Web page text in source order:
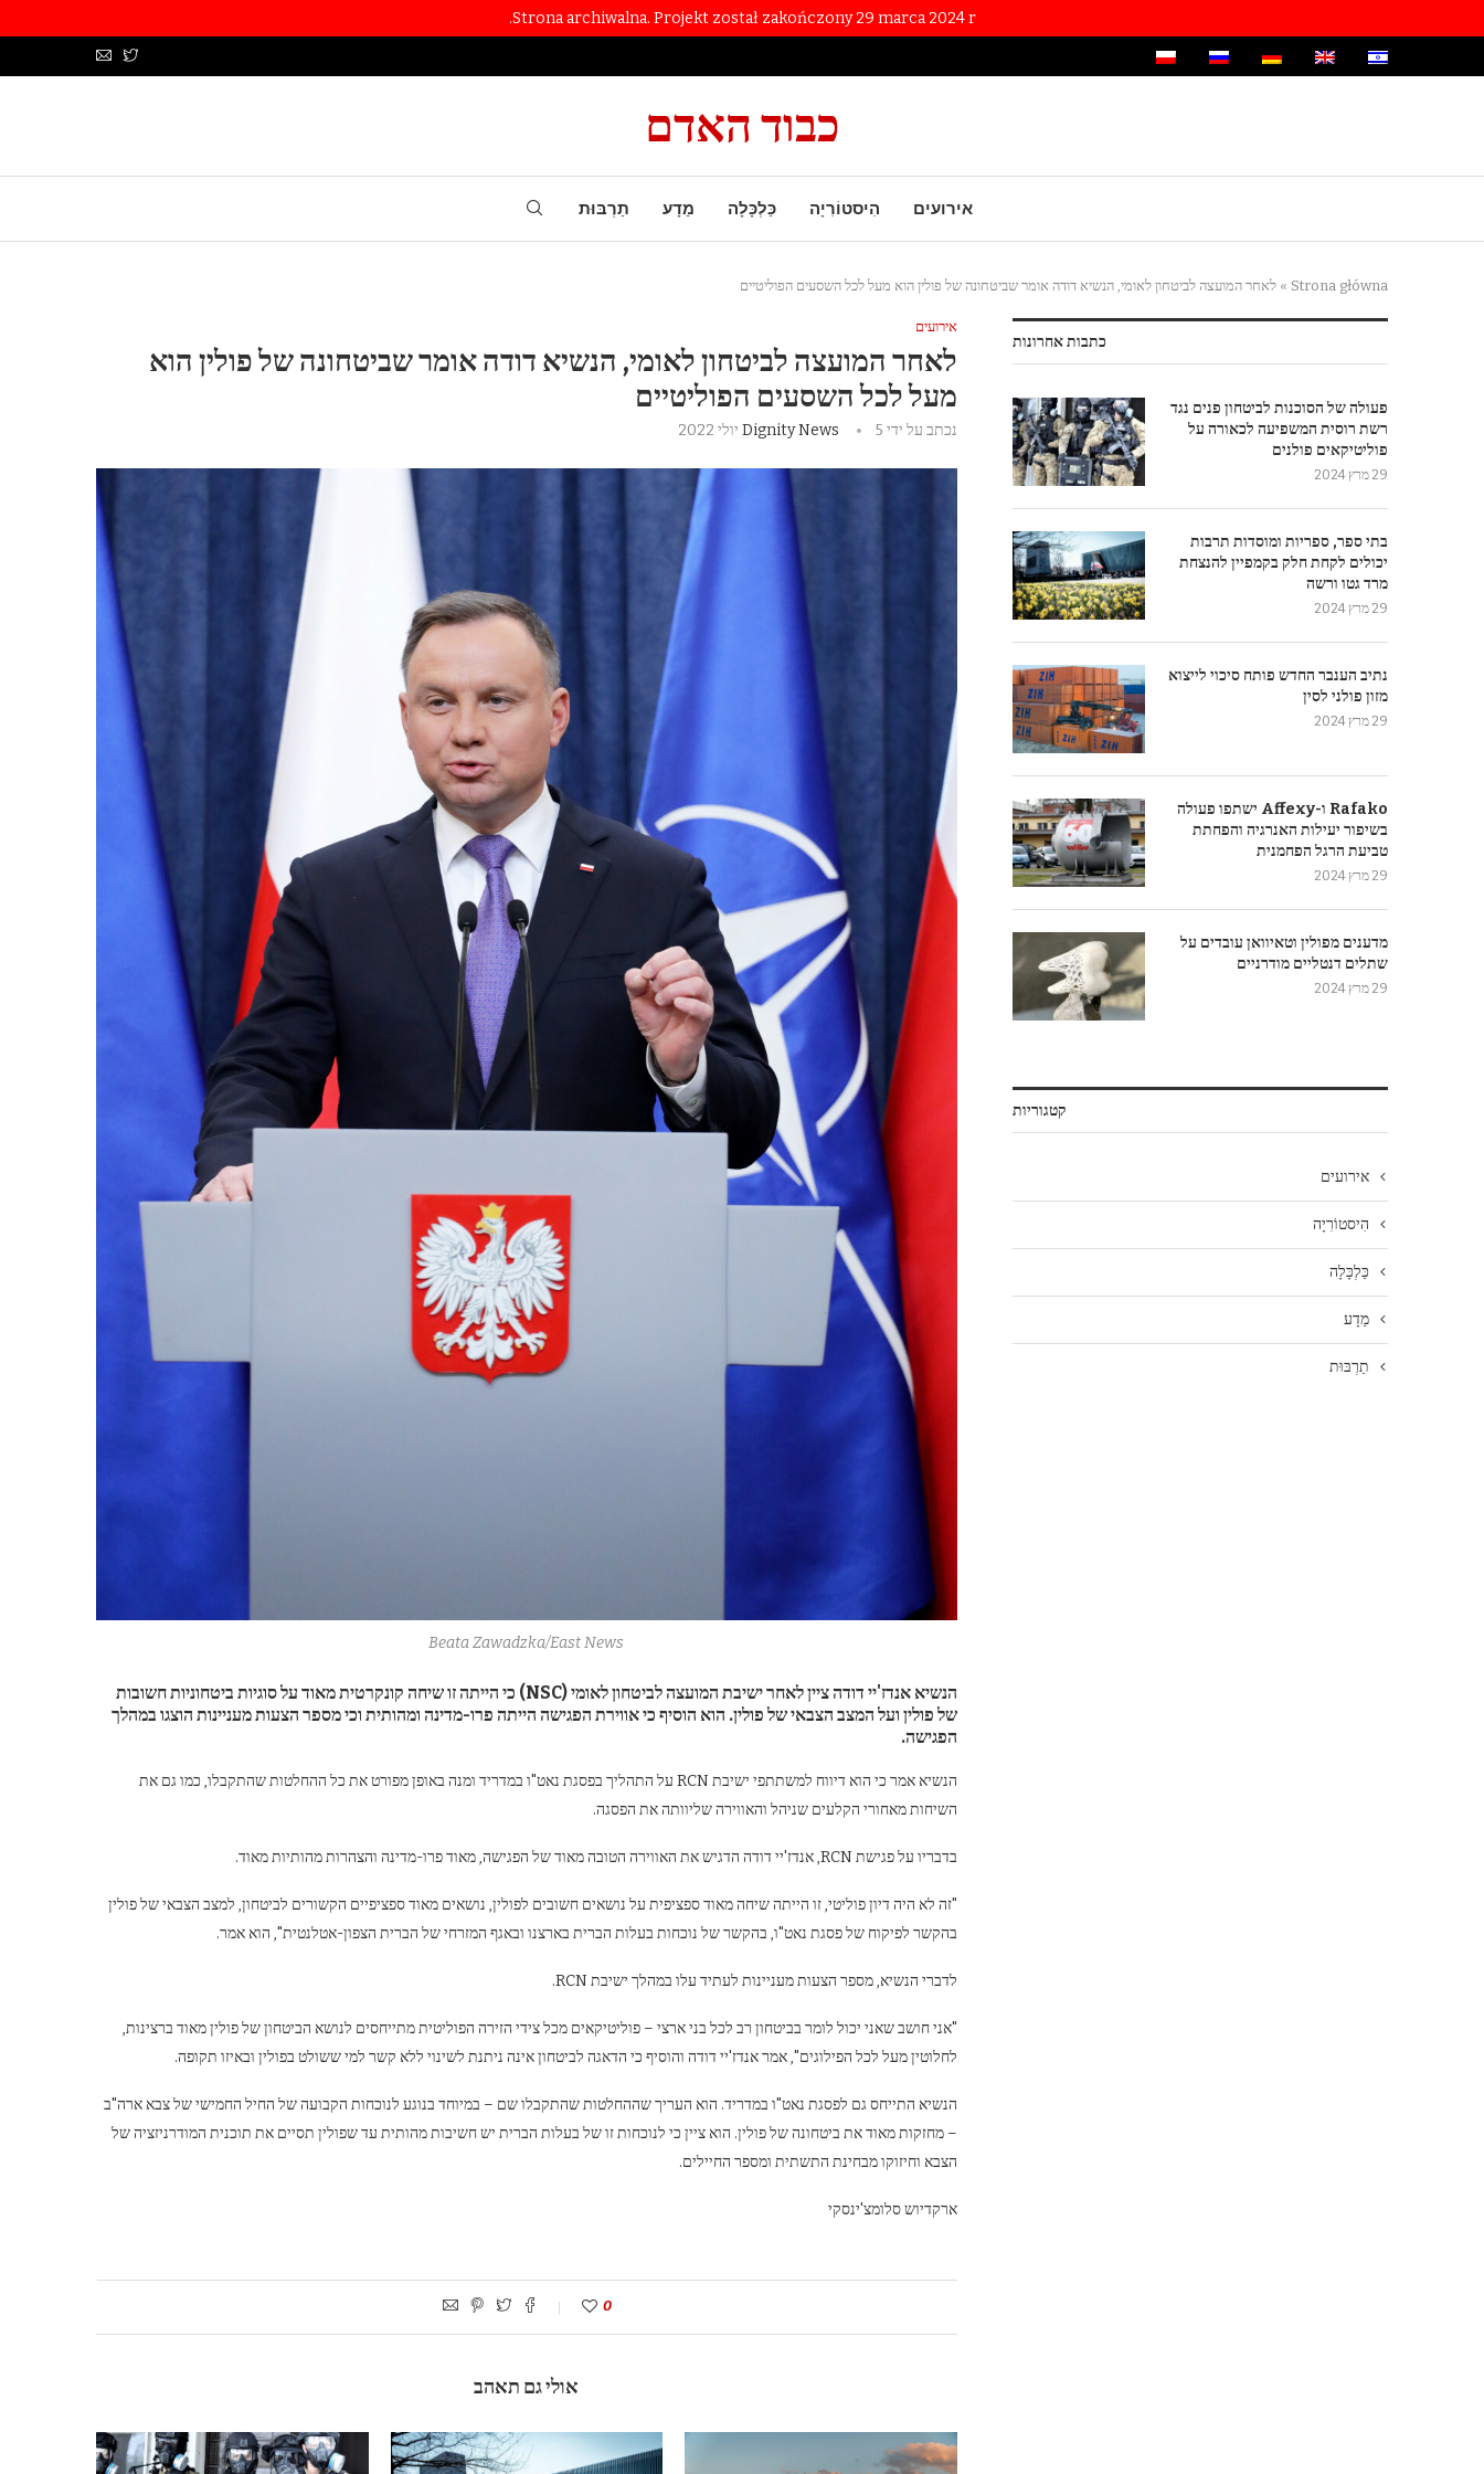
Strona archiwalna. Projekt został zakończony 29 marca 2024 r.
כבוד האדם
אירועים הִיסטוֹרִיָה כַּלְכָּלָה מַדָע תַרְבּוּת
Strona główna
» לאחר המועצה לביטחון לאומי, הנשיא דודה אומר שביטחונה של פולין הוא מעל לכל השסעים הפוליטיים
אירועים
לאחר המועצה לביטחון לאומי, הנשיא דודה אומר שביטחונה של פולין הוא
מעל לכל השסעים הפוליטיים
נכתב על ידי Dignity News 5 יולי 2022
Beata Zawadzka/East News
הנשיא אנדז'יי דודה ציין לאחר ישיבת המועצה לביטחון לאומי (NSC) כי הייתה זו שיחה קונקרטית מאוד על סוגיות ביטחוניות חשובות
של פולין ועל המצב הצבאי של פולין. הוא הוסיף כי אווירת הפגישה הייתה פרו-מדינה ומהותית וכי מספר הצעות מעניינות הוצגו במהלך
הפגישה.
הנשיא אמר כי הוא דיווח למשתתפי ישיבת RCN על התהליך בפסגת נאט"ו במדריד ומנה באופן מפורט את כל ההחלטות שהתקבלו, כמו גם את
השיחות מאחורי הקלעים שניהל והאווירה שליוותה את הפסגה.
בדבריו על פגישת RCN, אנדז'יי דודה הדגיש את האווירה הטובה מאוד של הפגישה, מאוד פרו-מדינה והצהרות מהותיות מאוד.
"זה לא היה דיון פוליטי, זו הייתה שיחה מאוד ספציפית על נושאים חשובים לפולין, נושאים מאוד ספציפיים הקשורים לביטחון, למצב הצבאי של פולין
בהקשר לפיקוח של פסגת נאט"ו, בהקשר של נוכחות בעלות הברית בארצנו ובאגף המזרחי של הברית הצפון-אטלנטית", הוא אמר.
לדברי הנשיא, מספר הצעות מעניינות לעתיד עלו במהלך ישיבת RCN.
"אני חושב שאני יכול לומר בביטחון רב לכל בני ארצי – פוליטיקאים מכל צידי הזירה הפוליטית מתייחסים לנושא הביטחון של פולין מאוד ברצינות,
לחלוטין מעל לכל הפילוגים", אמר אנדז'יי דודה והוסיף כי הדאגה לביטחון אינה ניתנת לשינוי ללא קשר למי ששולט בפולין ובאיזו תקופה.
הנשיא התייחס גם לפסגת נאט"ו במדריד. הוא העריך שההחלטות שהתקבלו שם – במיוחד בנוגע לנוכחות הקבועה של החיל החמישי של צבא ארה"ב
– מחזקות מאוד את ביטחונה של פולין. הוא ציין כי לנוכחות זו של בעלות הברית יש חשיבות מהותית עד שפולין תסיים את תוכנית המודרניזציה של
הצבא וחיזוקו מבחינת התשתית ומספר החיילים.
ארקדיוש סלומצ'ינסקי
0
אולי גם תאהב
כתבות אחרונות
פעולה של הסוכנות לביטחון פנים נגד
רשת רוסית המשפיעה לכאורה על
פוליטיקאים פולנים
29 מרץ 2024
בתי ספר, ספריות ומוסדות תרבות
יכולים לקחת חלק בקמפיין להנצחת
מרד גטו ורשה
29 מרץ 2024
נתיב הענבר החדש פותח סיכוי לייצוא
מזון פולני לסין
29 מרץ 2024
Rafako ו-Affexy ישתפו פעולה
בשיפור יעילות האנרגיה והפחתת
טביעת הרגל הפחמנית
29 מרץ 2024
מדענים מפולין וטאיוואן עובדים על
שתלים דנטליים מודרניים
29 מרץ 2024
קטגוריות
אירועים
הִיסטוֹרִיָה
כַּלְכָּלָה
מַדָע
תַרְבּוּת